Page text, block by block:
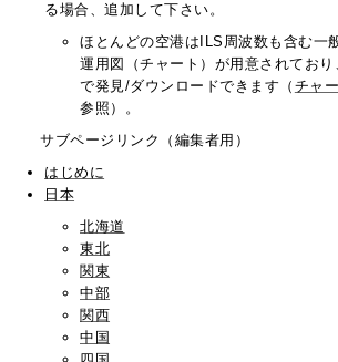
る場合、追加して下さい。
ほとんどの空港はILS周波数も含む一
運用図（チャート）が用意されてお
で発見/ダウンロードできます（ チャ
参照）。
サブページリンク（編集者用）
はじめに
日本
北海道
東北
関東
中部
関西
中国